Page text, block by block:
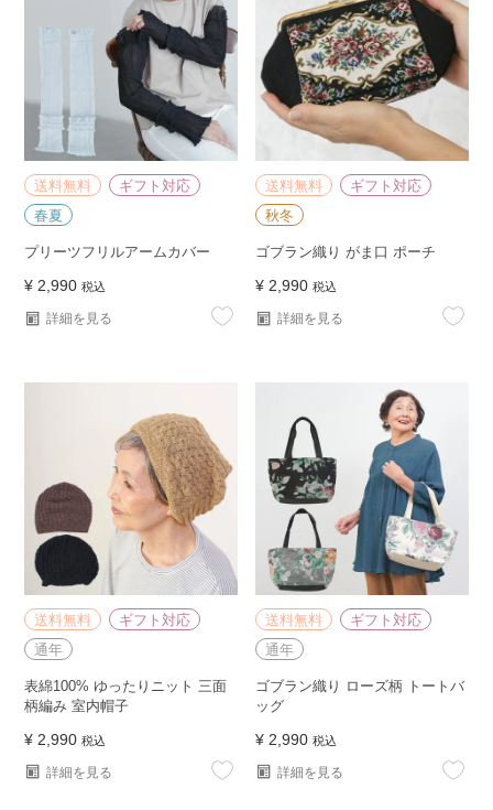
送料無料
ギフト対応
春夏
プリーツフリルアームカバー
¥ 2,990 税込
詳細を見る
送料無料
ギフト対応
秋冬
ゴブラン織り がま口 ポーチ
¥ 2,990 税込
詳細を見る
送料無料
ギフト対応
通年
表綿100% ゆったりニット 三面
柄編み 室内帽子
¥ 2,990 税込
詳細を見る
送料無料
ギフト対応
通年
ゴブラン織り ローズ柄 トートバ
ッグ
¥ 2,990 税込
詳細を見る